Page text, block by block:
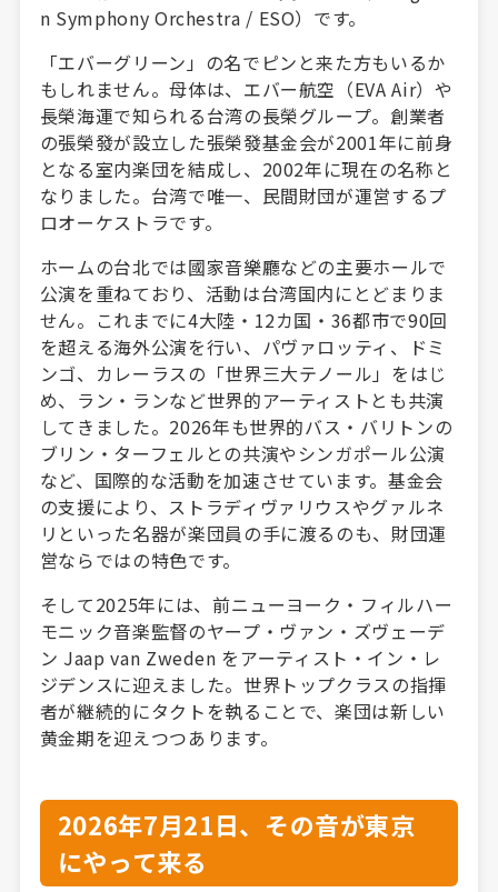
n Symphony Orchestra / ESO）です。
「エバーグリーン」の名でピンと来た方もいるか
もしれません。母体は、エバー航空（EVA Air）や
長榮海運で知られる台湾の長榮グループ。創業者
の張榮發が設立した張榮發基金会が2001年に前身
となる室内楽団を結成し、2002年に現在の名称と
なりました。台湾で唯一、民間財団が運営するプ
ロオーケストラです。
ホームの台北では國家音樂廳などの主要ホールで
公演を重ねており、活動は台湾国内にとどまりま
せん。これまでに4大陸・12カ国・36都市で90回
を超える海外公演を行い、パヴァロッティ、ドミ
ンゴ、カレーラスの「世界三大テノール」をはじ
め、ラン・ランなど世界的アーティストとも共演
してきました。2026年も世界的バス・バリトンの
ブリン・ターフェルとの共演やシンガポール公演
など、国際的な活動を加速させています。基金会
の支援により、ストラディヴァリウスやグァルネ
リといった名器が楽団員の手に渡るのも、財団運
営ならではの特色です。
そして2025年には、前ニューヨーク・フィルハー
モニック音楽監督のヤープ・ヴァン・ズヴェーデ
ン Jaap van Zweden をアーティスト・イン・レ
ジデンスに迎えました。世界トップクラスの指揮
者が継続的にタクトを執ることで、楽団は新しい
黄金期を迎えつつあります。
2026年7月21日、その音が東京
にやって来る